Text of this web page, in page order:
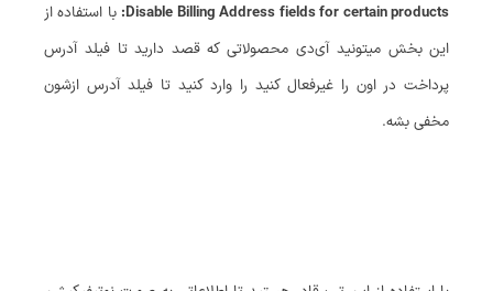
Disable Billing Address fields for certain products: با استفاده از
این بخش میتونید آی‌دی محصولاتی که قصد دارید تا فیلد آدرس
پرداخت در اون را غیرفعال کنید را وارد کنید تا فیلد آدرس ازشون
مخفی بشه.